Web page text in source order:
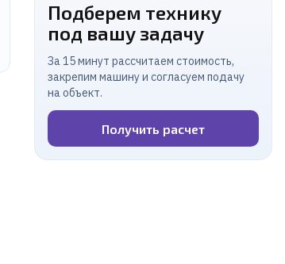
Подберем технику
под вашу задачу
За 15 минут рассчитаем стоимость,
закрепим машину и согласуем подачу
на объект.
Получить расчет